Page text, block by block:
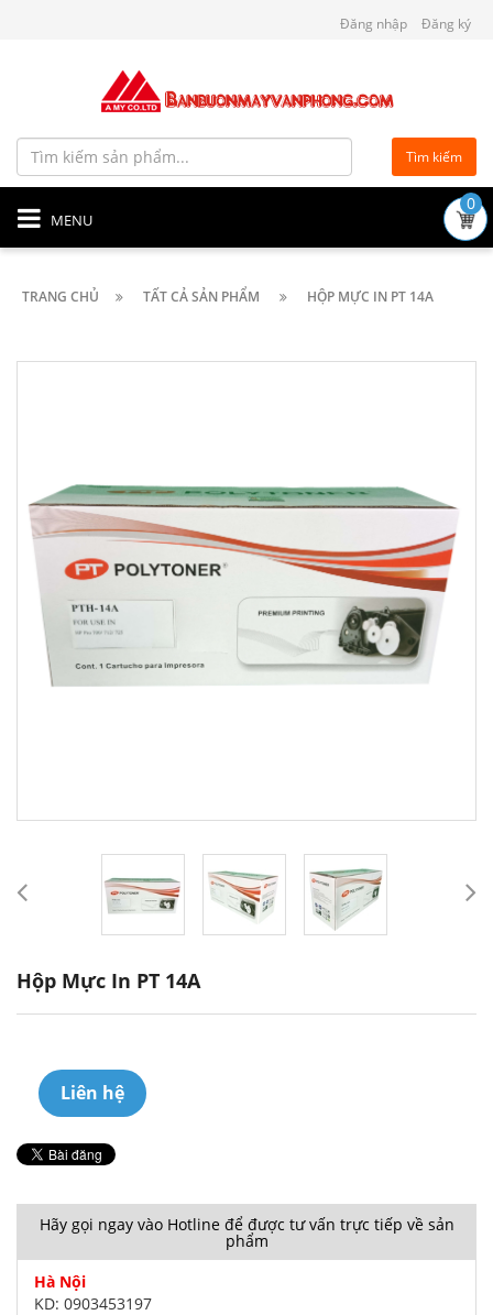
Đăng nhập Đăng ký
Tìm kiếm
MENU
0
TRANG CHỦ TẤT CẢ SẢN PHẨM HỘP MỰC IN PT 14A
Hộp Mực In PT 14A
Liên hệ
Hãy gọi ngay vào Hotline để được tư vấn trực tiếp về sản
phẩm
Hà Nội
KD: 0903453197